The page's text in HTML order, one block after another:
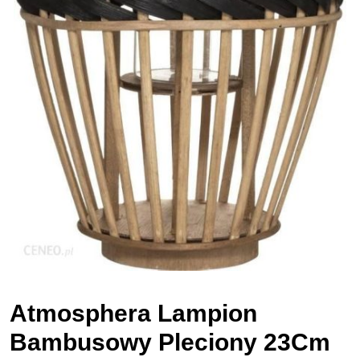
Atmosphera Lampion
Bambusowy Pleciony 23Cm